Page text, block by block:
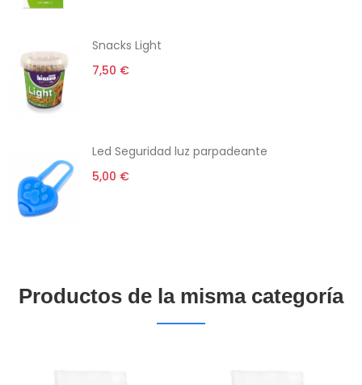
Snacks Light
7,50 €
Led Seguridad luz parpadeante
5,00 €
Productos de la misma categoría